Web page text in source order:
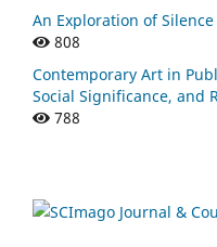
An Exploration of
808
Contemporary Art in
Social Significance, and
788